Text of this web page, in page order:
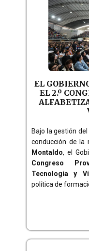
EL
EL 2.º
Bajo la gestión
conducción de la
Montaldo, el
Congreso
Tecnología y
política de